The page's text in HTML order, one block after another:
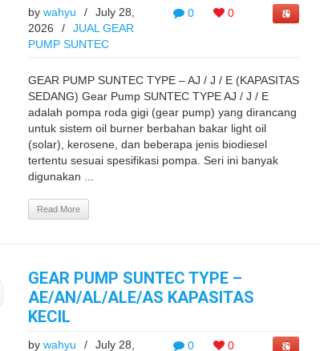
0 0
by wahyu /
July 28,
2026
/
JUAL GEAR
PUMP SUNTEC
GEAR PUMP SUNTEC TYPE – AJ / J / E (KAPASITAS
SEDANG) Gear Pump SUNTEC TYPE AJ / J / E
adalah pompa roda gigi (gear pump) yang dirancang
untuk sistem oil burner berbahan bakar light oil
(solar), kerosene, dan beberapa jenis biodiesel
tertentu sesuai spesifikasi pompa. Seri ini banyak
digunakan ...
Read More
GEAR PUMP SUNTEC TYPE –
AE/AN/AL/ALE/AS KAPASITAS
KECIL
0 0
by wahyu /
July 28,